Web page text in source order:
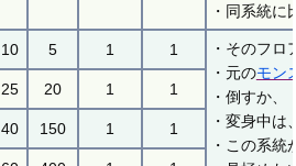
・同系統に
10 5 1 1
・そのフ
・元のモン
・倒すか
・変身中
・この系
25 20 1 1
40 150 1 1